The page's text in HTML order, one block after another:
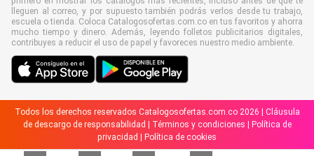
lleguen al correo, y por supuesto también podrás verlos desde tu trabajo,
escuela o tienda. Coloca Catalogosofertas.com.co en tus favoritos y ahorra
mucho tiempo y dinero. Además, leyendo folletos publicitarios digitales,
contribuyes a reducir el uso de papel y favoreces nuestro medio ambiente.
Todos los derechos reservados Catalogosofertas.com.co 2026 | Cláusula
de descargo de responsabilidad
Términos y condiciones
Política de
privacidad
Política de cookies